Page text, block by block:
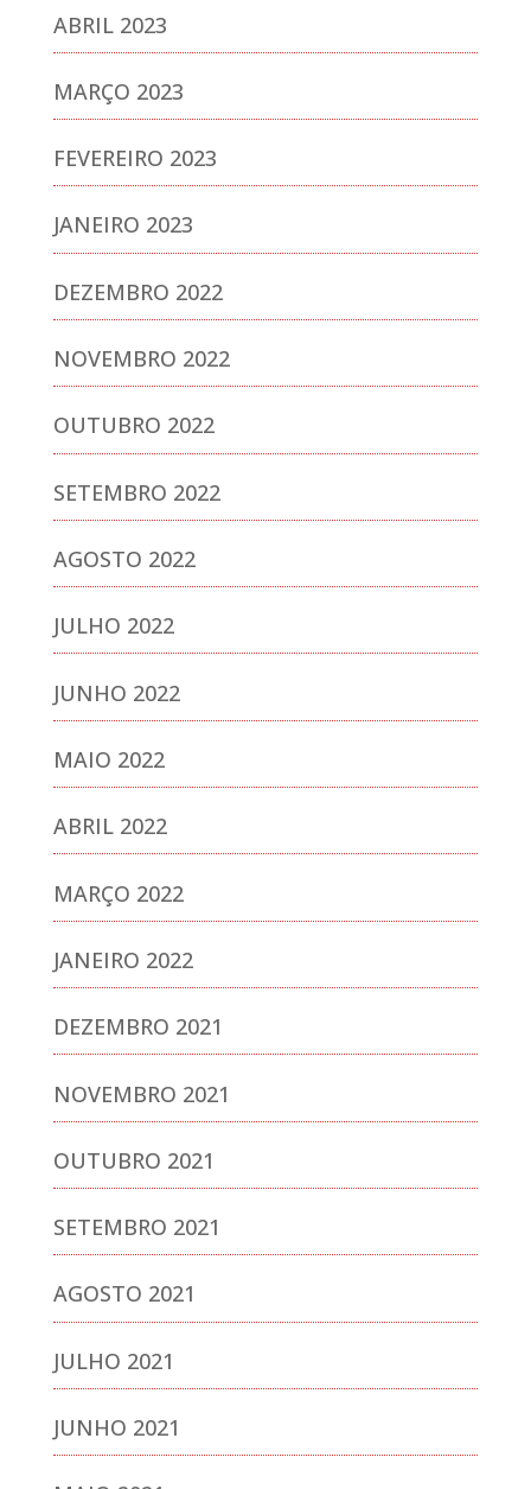
ABRIL 2023
MARÇO 2023
FEVEREIRO 2023
JANEIRO 2023
DEZEMBRO 2022
NOVEMBRO 2022
OUTUBRO 2022
SETEMBRO 2022
AGOSTO 2022
JULHO 2022
JUNHO 2022
MAIO 2022
ABRIL 2022
MARÇO 2022
JANEIRO 2022
DEZEMBRO 2021
NOVEMBRO 2021
OUTUBRO 2021
SETEMBRO 2021
AGOSTO 2021
JULHO 2021
JUNHO 2021